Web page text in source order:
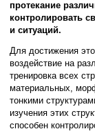
протекание
контролировать
и ситуаций.
Для достижения
воздействие на
тренировка всех
материальных,
тонкими
изучения этих
способен